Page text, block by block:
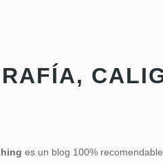
es un blog 100% recomendable.